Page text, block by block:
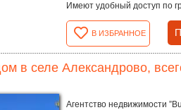
Имеют удобный доступ по
В ИЗБРАННОЕ
в селе Александрово,
Агентство недвижимости